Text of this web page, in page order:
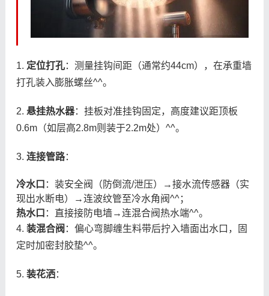
1. 定位打孔：测量挂钩间距（通常约44cm），在承重墙
打孔装入膨胀螺丝^^。
2. 悬挂热水器：挂板对准挂钩固定，高度建议距顶板
0.6m（如层高2.8m则装于2.2m处）^^。
3. 连接管路：
冷水口 ：装安全阀（防倒流/泄压）→接水流传感器（实
现出水断电）→连波纹管至冷水角阀^^；
热水口 ：直接接防电墙→连混合阀热水端^^。
4. 装混合阀 ：偏心弯脚缠生料带后拧入墙面出水口，固
定时加密封胶垫^^。
5. 装花洒：